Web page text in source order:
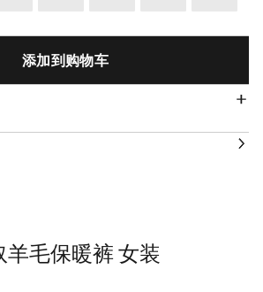
添加到购物车
毛保暖裤 女装